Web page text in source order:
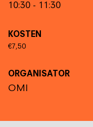
10:30 - 11:30
KOSTEN
€7,50
ORGANISATOR
OMI